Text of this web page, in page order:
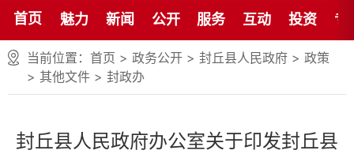
首页 魅力 新闻 公开 服务 互动 投资 专
当前位置： 首页 > 政务公开 > 封丘县人民政府 > 政策
> 其他文件 > 封政办
封丘县人民政府办公室关于印发封丘县